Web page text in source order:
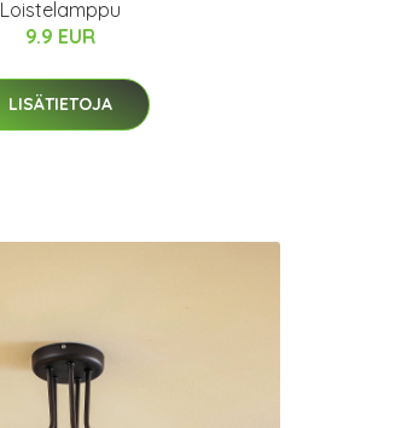
Loistelamppu
9.9 EUR
LISÄTIETOJA